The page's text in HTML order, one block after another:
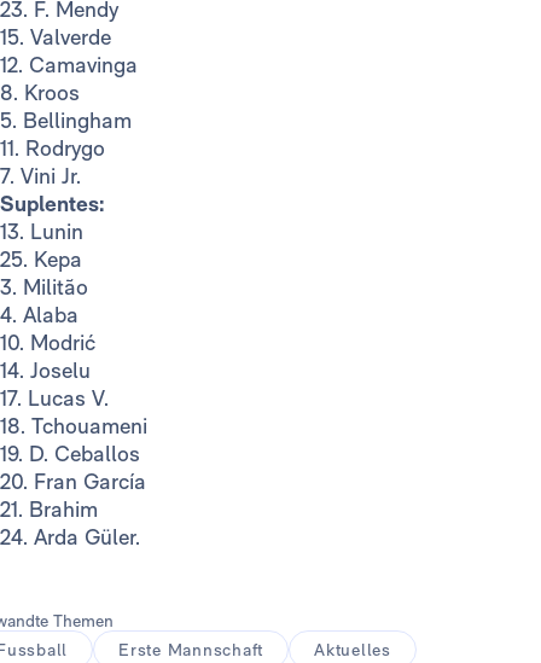
23. F. Mendy
15. Valverde
12. Camavinga
8. Kroos
5. Bellingham
11. Rodrygo
7. Vini Jr.
Suplentes:
13. Lunin
25. Kepa
3. Militão
4. Alaba
10. Modrić
14. Joselu
17. Lucas V.
18. Tchouameni
19. D. Ceballos
20. Fran García
21. Brahim
24. Arda Güler.
Themen
Erste Mannschaft Aktuelles